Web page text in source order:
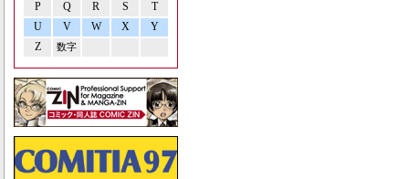
P Q R S
T
U
V W X
Y
Z
数字